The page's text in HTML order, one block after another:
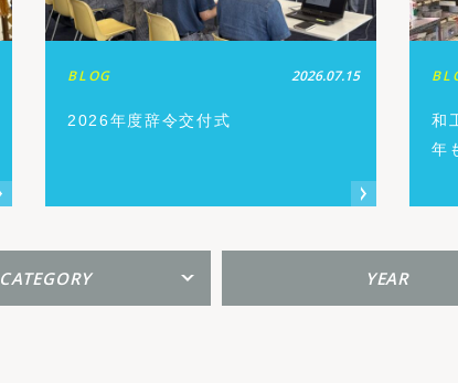
BLOG 2026.07.15
2026年度辞令交付式
和
年
CATEGORY YEAR